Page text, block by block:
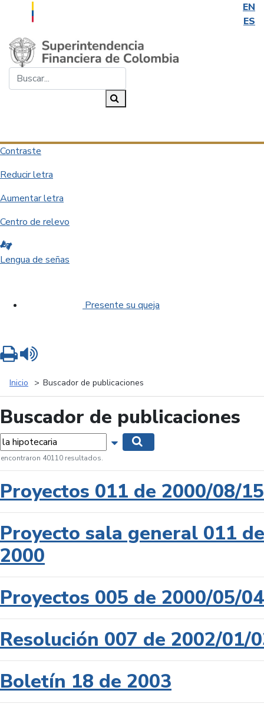
EN
ES
Saltar al contenido principal
Contraste
Reducir letra
Aumentar letra
Centro de relevo
Lengua de señas
Presente su queja
Inicio Buscador de publicaciones
Buscador de publicaciones
Mostrar opciones de búsqueda
encontraron 40110 resultados.
Proyectos 011 de 2000/08/15
Proyecto sala general 011 de
2000
Proyectos 005 de 2000/05/04
Resolución 007 de 2002/01/
Boletín 18 de 2003
Imprimir